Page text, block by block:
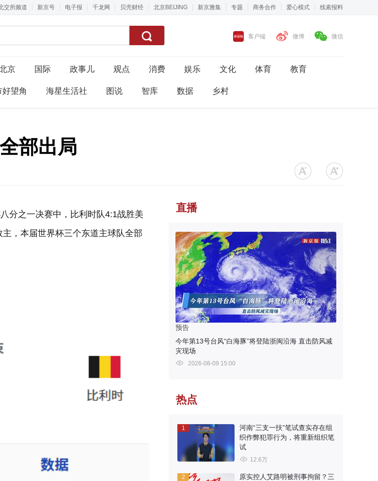
交所频道 新京号 电子报 千龙网 贝壳财经 北京BEIJING 新京雅集 专题 商务合作 爱心模式 线索报料
客户端 微博 微信
京 国际 政事儿 观点 消费 娱乐 文化 体育 教育
好望角 海星生活社 图说 智库 数据 乡村
部出局
分之一决赛中，比利时队4:1战胜美
，本届世界杯三个东道主球队全部
直播
预告
今年第13号台风“白海豚”将登陆浙闽沿海 直击防风减
灾现场
2026-08-09 15:00
热点
1
河南“三支一扶”笔试查实存在组
织作弊犯罪行为，将重新组织笔
试
12.6万
2
原实控人艾路明被刑事拘留？三